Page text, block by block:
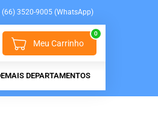
3520-9005 (WhatsApp)
Meu Carrinho
0
DEPARTAMENTOS